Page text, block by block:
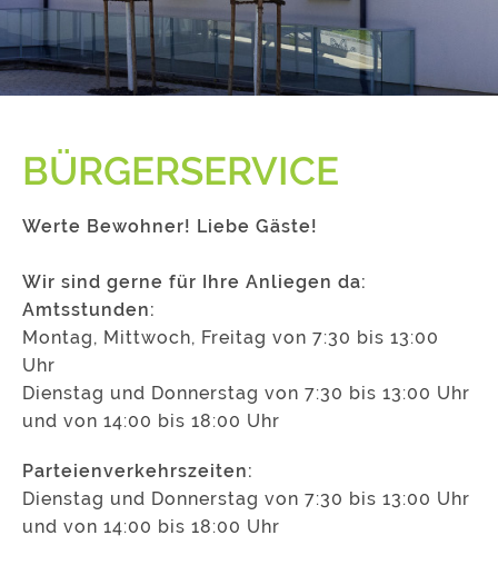
BÜRGERSERVICE
Werte Bewohner! Liebe Gäste!
Wir sind gerne für Ihre Anliegen da:
Amtsstunden:
Montag, Mittwoch, Freitag von 7:30 bis 13:00
Uhr
Dienstag und Donnerstag von 7:30 bis 13:00 Uhr
und von 14:00 bis 18:00 Uhr
Parteienverkehrszeiten:
Dienstag und Donnerstag von 7:30 bis 13:00 Uhr
und von 14:00 bis 18:00 Uhr